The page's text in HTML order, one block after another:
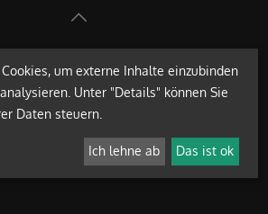
um externe Inhalte einzubinden
Unter "Details" können Sie
Daten steuern.
Ich lehne ab Das ist ok